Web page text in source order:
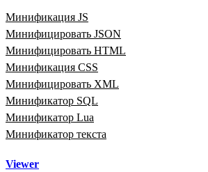
Минификация JS
Минифицировать JSON
Минифицировать HTML
Минификация CSS
Минифицировать XML
Минификатор SQL
Минификатор Lua
Минификатор текста
Viewer